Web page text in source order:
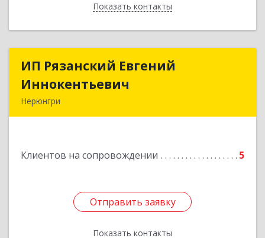
Показать контакты
Назад
ИП Рязанский Евгений
Иннокентьевич
Нерюнгри
Клиентов на сопровождении 5
Отправить заявку
Показать контакты
ИП Рязанский Евгений
Подробнее
Отправить заявку
Назад